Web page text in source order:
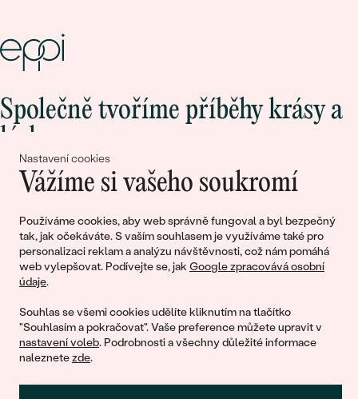
Nastavení cookies
Vážíme si vašeho soukromí
Používáme cookies, aby web správně fungoval a byl bezpečný
tak, jak očekáváte. S vaším souhlasem je využíváme také pro
personalizaci reklam a analýzu návštěvnosti, což nám pomáhá
web vylepšovat. Podívejte se, jak Google zpracovává osobní
údaje.
Souhlas se všemi cookies udělíte kliknutím na tlačítko
"Souhlasím a pokračovat". Vaše preference můžete upravit v
nastavení voleb. Podrobnosti a všechny důležité informace
naleznetezde.
Společně tvoříme příběhy krásy a
lásky
Připojte se k nám!
© 2011 - 2026, Eppi.cz